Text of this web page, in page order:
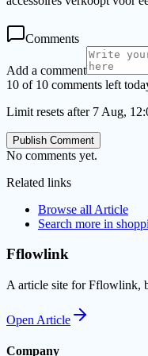
Comments
Add a comment
10 of 10 comments left
Limit resets after 7 Aug,
Publish Comment
No comments yet.
Related links
Browse all Article
Search more in
Fflowlink
A article site for Fflowlink,
Open Article
Company